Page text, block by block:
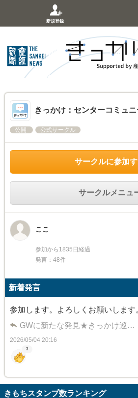
新規登録
きっかけ：センターコミュニ
公開 公式サークル
サークルに参加
サークルメニュ
ここ
参加から1835日経過
発言：48件
新着発言
参加します。よろしくお願いします
GWに新たな発見★きっかけ巡…
2026/05/04 20:16
3
きもちスタンプ数ランキング